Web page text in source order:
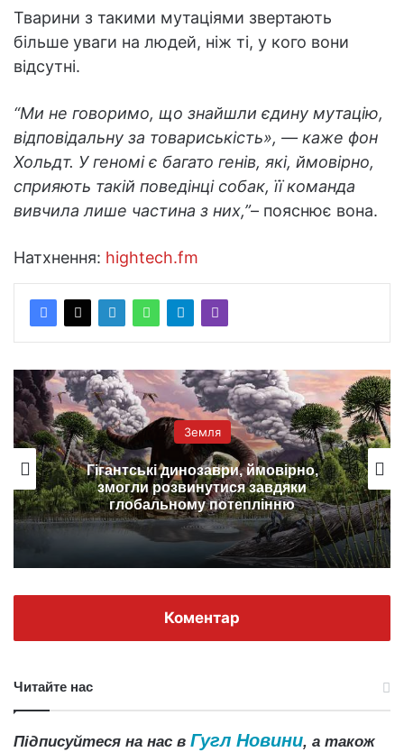
Тварини з такими мутаціями звертають
більше уваги на людей, ніж ті, у кого вони
відсутні.
“Ми не говоримо, що знайшли єдину мутацію,
відповідальну за товариськість», — каже фон
Хольдт. У геномі є багато генів, які, ймовірно,
сприяють такій поведінці собак, її команда
вивчила лише частина з них,”– пояснює вона.
Натхнення: hightech.fm
Земля
Гігантські динозаври, ймовірно,
змогли розвинутися завдяки
глобальному потеплінню
Коментар
Читайте нас
Підписуйтеся на нас в Гугл Новини, а також